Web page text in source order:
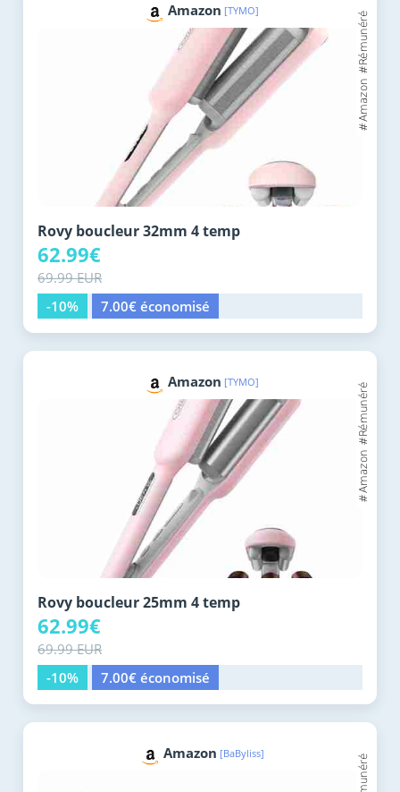
Amazon [TYMO]
Rovy boucleur 32mm 4 temp
62.99€
69.99 EUR
-10%
7.00€ économisé
Amazon [TYMO]
Rovy boucleur 25mm 4 temp
62.99€
69.99 EUR
-10%
7.00€ économisé
Amazon [BaByliss]